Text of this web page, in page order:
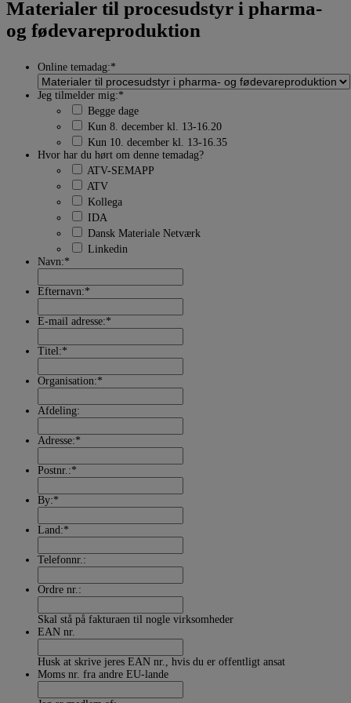
Materialer til procesudstyr i pharma-
og fødevareproduktion
Online temadag:*
Jeg tilmelder mig:*
Begge dage
Kun 8. december kl. 13-16.20
Kun 10. december kl. 13-16.35
Hvor har du hørt om denne temadag?
ATV-SEMAPP
ATV
Kollega
IDA
Dansk Materiale Netværk
Linkedin
Navn:*
Efternavn:*
E-mail adresse:*
Titel:*
Organisation:*
Afdeling:
Adresse:*
Postnr.:*
By:*
Land:*
Telefonnr.:
Ordre nr.:
Skal stå på fakturaen til nogle virksomheder
EAN nr.
Husk at skrive jeres EAN nr., hvis du er offentligt ansat
Moms nr. fra andre EU-lande